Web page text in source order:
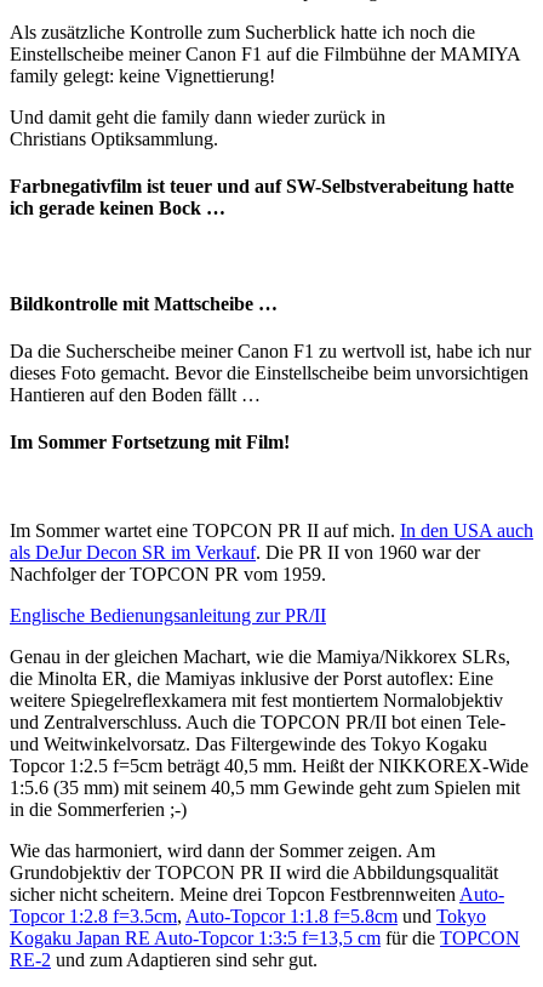
Als zusätzliche Kontrolle zum Sucherblick hatte ich noch die
Einstellscheibe meiner Canon F1 auf die Filmbühne der MAMIYA
family gelegt: keine Vignettierung!
Und damit geht die family dann wieder zurück in
Christians Optiksammlung.
Farbnegativfilm ist teuer und auf SW-Selbstverabeitung hatte
ich gerade keinen Bock …
Bildkontrolle mit Mattscheibe …
Da die Sucherscheibe meiner Canon F1 zu wertvoll ist, habe ich nur
dieses Foto gemacht. Bevor die Einstellscheibe beim unvorsichtigen
Hantieren auf den Boden fällt …
Im Sommer Fortsetzung mit Film!
Im Sommer wartet eine TOPCON PR II auf mich. In den USA auch
als DeJur Decon SR im Verkauf. Die PR II von 1960 war der
Nachfolger der TOPCON PR vom 1959.
Englische Bedienungsanleitung zur PR/II
Genau in der gleichen Machart, wie die Mamiya/Nikkorex SLRs,
die Minolta ER, die Mamiyas inklusive der Porst autoflex: Eine
weitere Spiegelreflexkamera mit fest montiertem Normalobjektiv
und Zentralverschluss. Auch die TOPCON PR/II bot einen Tele-
und Weitwinkelvorsatz. Das Filtergewinde des Tokyo Kogaku
Topcor 1:2.5 f=5cm beträgt 40,5 mm. Heißt der NIKKOREX-Wide
1:5.6 (35 mm) mit seinem 40,5 mm Gewinde geht zum Spielen mit
in die Sommerferien ;-)
Wie das harmoniert, wird dann der Sommer zeigen. Am
Grundobjektiv der TOPCON PR II wird die Abbildungsqualität
sicher nicht scheitern. Meine drei Topcon FestbrennweitenAuto-
Topcor 1:2.8 f=3.5cm, Auto-Topcor 1:1.8 f=5.8cm und Tokyo
Kogaku Japan RE Auto-Topcor 1:3:5 f=13,5 cm für die TOPCON
RE-2 und zum Adaptieren sind sehr gut.